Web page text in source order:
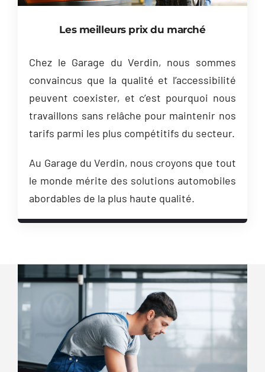
Les meilleurs prix du marché
Chez le Garage du Verdin, nous sommes
convaincus que la qualité et l’accessibilité
peuvent coexister, et c’est pourquoi nous
travaillons sans relâche pour maintenir nos
tarifs parmi les plus compétitifs du secteur.
Au Garage du Verdin, nous croyons que tout
le monde mérite des solutions automobiles
abordables de la plus haute qualité.